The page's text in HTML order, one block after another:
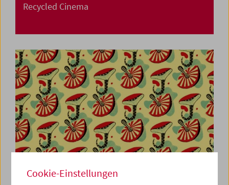
Recycled Cinema
Cookie-Einstellungen